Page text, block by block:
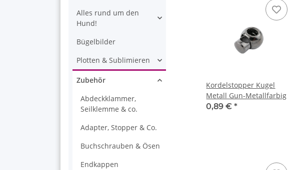
Kordelstopper Kugel
Metall Gun-Metallfarbig
0,89 €*
Alles rund um den
Hund!
Bügelbilder
Plotten & Sublimieren
Zubehör
Abdeckklammer,
Seilklemme & co.
Adapter, Stopper & Co.
Buchschrauben & Ösen
Endkappen